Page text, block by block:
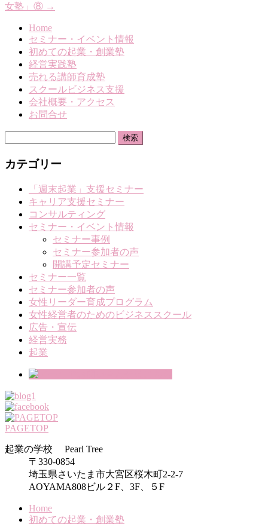
女塾」⑧ →
Home
セミナー・イベント情報
初めての起業・創業塾
経営実践塾
売れる講師育成塾
スクールビジネス支援
会社概要・アクセス
お問合せ
カテゴリー
「週末起業」支援セミナー
キャリア支援セミナー
コンサルティング
セミナー・イベント情報
セミナー事例
セミナー参加者の声
開講予定セミナー
セミナー一覧
セミナー参加者の声
女性リーダー育成プログラム
女性経営者のためのビジネススクール
広告・宣伝
経営実務
起業
PAGETOP
起業の学校 Pearl Tree
〒330-0854
埼玉県さいたま市大宮区桜木町2-2-7
AOYAMA808ビル２F、3F、５F
Home
初めての起業・創業塾